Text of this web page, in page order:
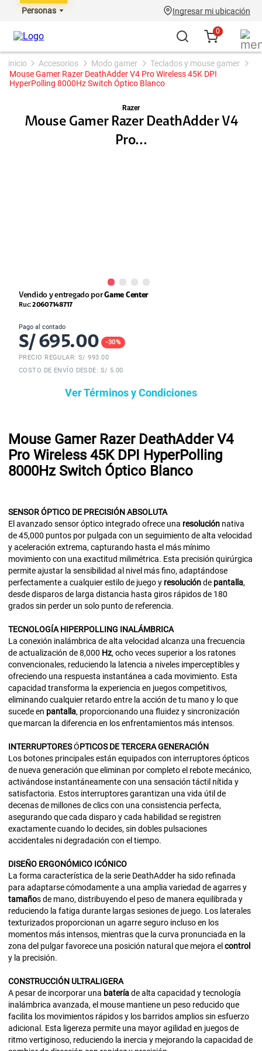
Personas Ingresar mi ubicación
0
accesorios modo gamer
teclados y mouse gamer
Mouse Gamer Razer DeathAdder V4 Pro Wireless 45K DPI
HyperPolling 8000Hz Switch Óptico Blanco
Razer
Mouse Gamer Razer DeathAdder V4
Pro...
Vendido y entregado porGame Center
Ruc:20607148717
Pago al contado
S/ 695.00 -30%
PRECIO REGULAR: S/993.00
COSTO DE ENVÍO DESDE: S/ 5.00
Ver Términos y Condiciones
Mouse Gamer Razer DeathAdder V4
Pro Wireless 45K DPI HyperPolling
8000Hz Switch Óptico Blanco
SENSOR ÓPTICO DE PRECISIÓNABSOLUTA
El avanzado sensor óptico integrado ofrece una resolución nativa
de 45,000 puntos por pulgada con un seguimiento de alta velocidad
y aceleración extrema, capturando hasta el más mínimo
movimiento con una exactitud milimétrica. Esta precisión quirúrgica
permite ajustar la sensibilidad al nivel más fino, adaptándose
perfectamente a cualquier estilo de juego y resoluciónde pantalla,
desde disparos de larga distancia hasta giros rápidos de 180
grados sin perder un solo punto de referencia.
TECNOLOGÍA HIPERPOLLING INALÁMBRICA
La conexión inalámbrica de alta velocidad alcanza una frecuencia
de actualización de 8,000 Hz, ocho veces superior a los ratones
convencionales, reduciendo la latencia a niveles imperceptibles y
ofreciendo una respuesta instantánea a cada movimiento. Esta
capacidad transforma la experiencia en juegos competitivos,
eliminando cualquier retardo entre la acción de tu mano y lo que
sucede en pantalla, proporcionando una fluidez y sincronización
que marcan la diferencia en los enfrentamientos más intensos.
INTERRUPTORESÓPTICOS DETERCERAGENERACIÓN
Los botones principales están equipados con interruptores ópticos
de nueva generación que eliminan por completo el rebote mecánico,
activándose instantáneamente con una sensación táctil nítida y
satisfactoria. Estos interruptores garantizan una vida útil de
decenas de millones de clics con una consistencia perfecta,
asegurando que cada disparo y cada habilidad se registren
exactamente cuando lo decides, sin dobles pulsaciones
accidentales ni degradación con el tiempo.
DISEÑO ERGONÓMICO ICÓNICO
La forma característica de la serie DeathAdder ha sido refinada
para adaptarse cómodamente a una amplia variedad de agarres y
tamaños de mano, distribuyendo el peso de manera equilibrada y
reduciendo la fatiga durante largas sesiones de juego. Los laterales
texturizados proporcionan un agarre seguro incluso en los
momentos más intensos, mientras que la curva pronunciada en la
zona del pulgar favorece una posición natural que mejora el control
y la precisión.
CONSTRUCCIÓN ULTRALIGERA
A pesar de incorporar una bateríade alta capacidad y tecnología
inalámbrica avanzada, el mouse mantiene un peso reducido que
facilita los movimientos rápidos y los barridos amplios sin esfuerzo
adicional. Esta ligereza permite una mayor agilidad en juegos de
ritmo vertiginoso, reduciendo la inercia y mejorando la capacidad de